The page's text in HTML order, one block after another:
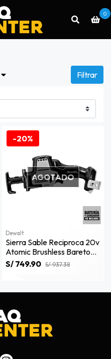
0
Filtrar
-20%
AGOTADO
Dewalt
Sierra Sable Reciproca 20v
Atomic Brushless Baretool
Dewalt Dcs369b
S/ 749.90 S/ 937.38